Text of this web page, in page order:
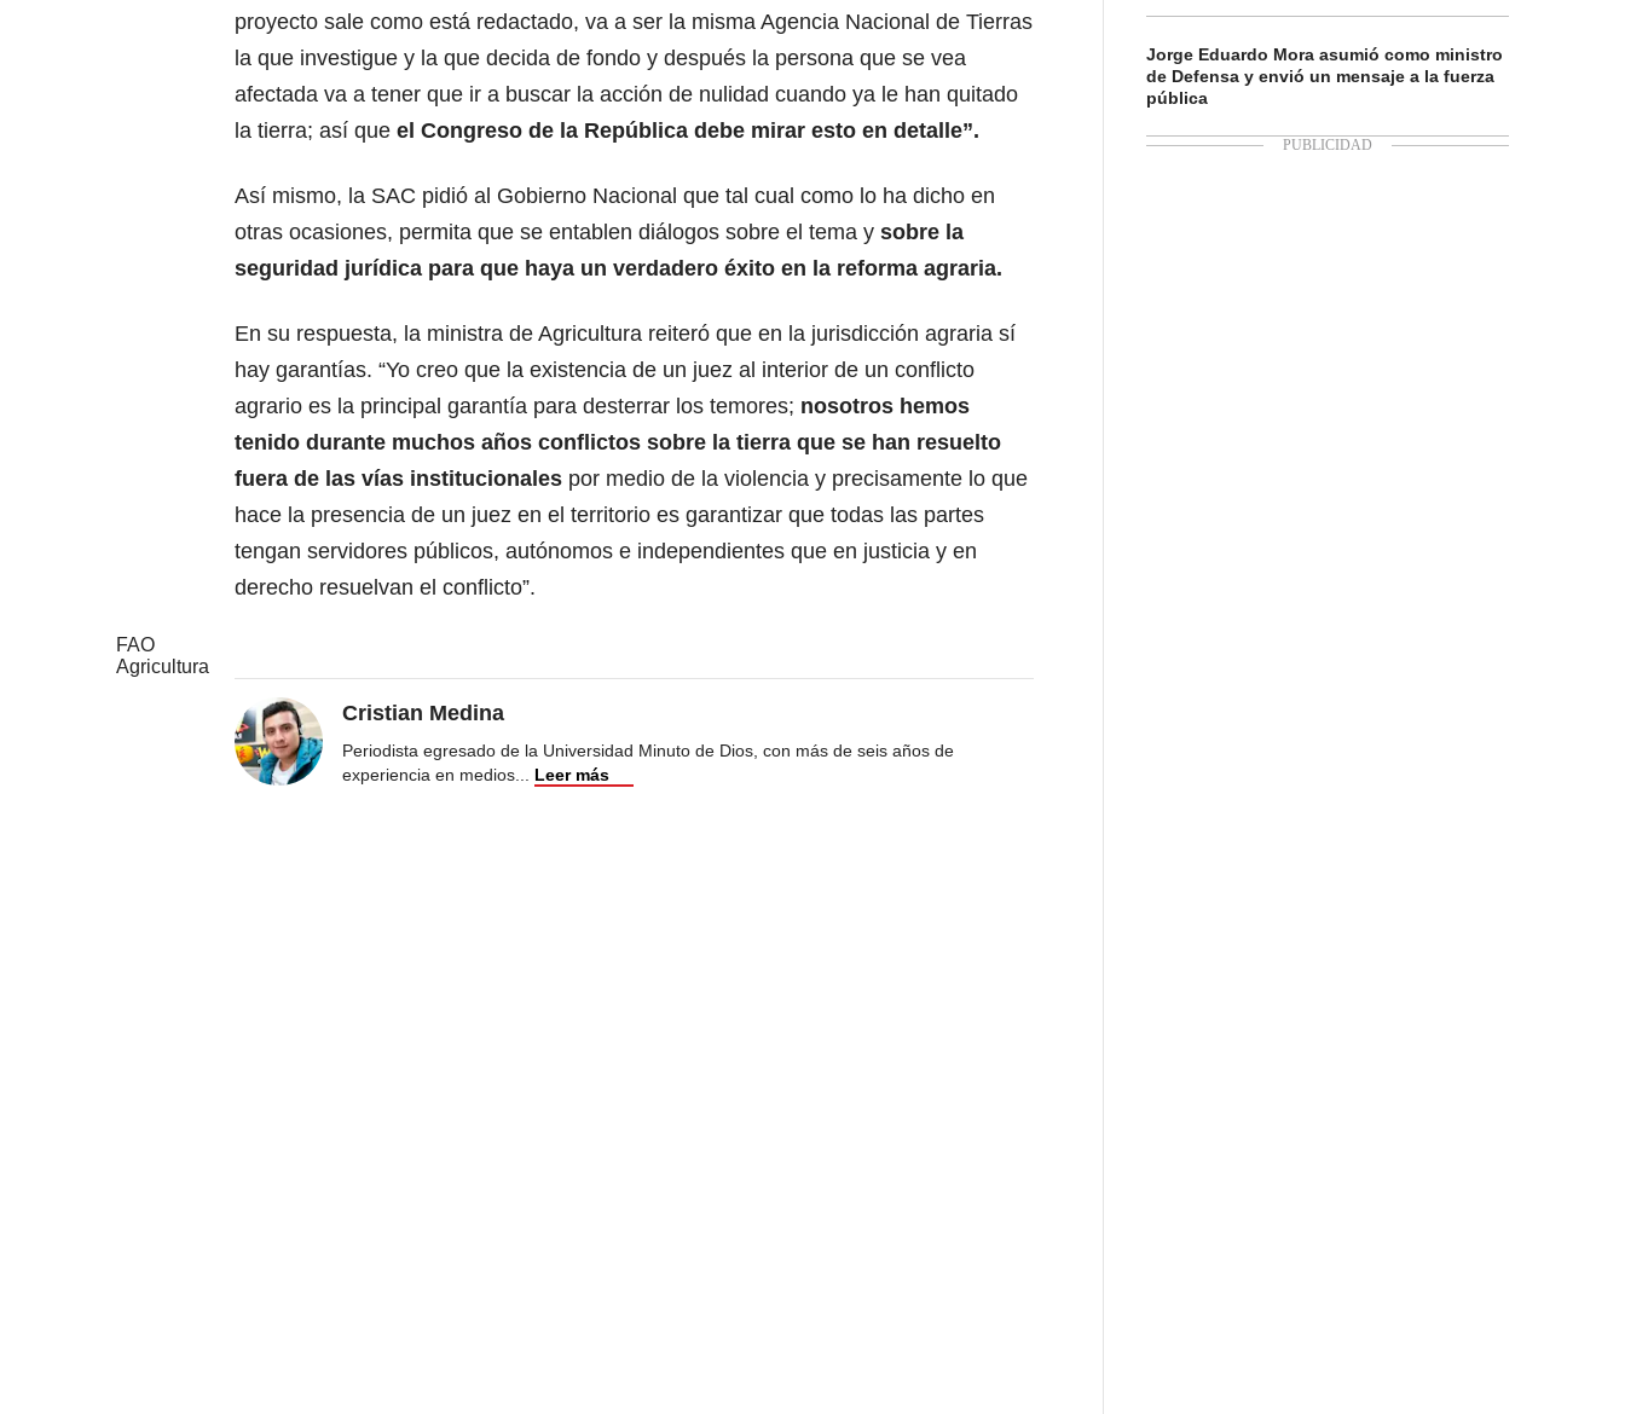
proyecto sale como está redactado, va a ser la misma Agencia Nacional de Tierras
la que investigue y la que decida de fondo y después la persona que se vea
afectada va a tener que ir a buscar la acción de nulidad cuando ya le han quitado
la tierra; así que el Congreso de la República debe mirar esto en detalle”.
Así mismo, la SAC pidió al Gobierno Nacional que tal cual como lo ha dicho en
otras ocasiones, permita que se entablen diálogos sobre el tema y sobre la
seguridad jurídica para que haya un verdadero éxito en la reforma agraria.
En su respuesta, la ministra de Agricultura reiteró que en la jurisdicción agraria sí
hay garantías. “Yo creo que la existencia de un juez al interior de un conflicto
agrario es la principal garantía para desterrar los temores; nosotros hemos
tenido durante muchos años conflictos sobre la tierra que se han resuelto
fuera de las vías institucionales por medio de la violencia y precisamente lo que
hace la presencia de un juez en el territorio es garantizar que todas las partes
tengan servidores públicos, autónomos e independientes que en justicia y en
derecho resuelvan el conflicto”.
FAO
Agricultura
Cristian Medina
Periodista egresado de la Universidad Minuto de Dios, con más de seis años de
experiencia en medios... Leer más
Jorge Eduardo Mora asumió como ministro
de Defensa y envió un mensaje a la fuerza
pública